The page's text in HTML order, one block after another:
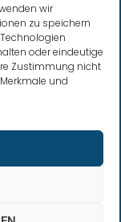
wir
zu speichern
oder eindeutige
Zustimmung nicht
und